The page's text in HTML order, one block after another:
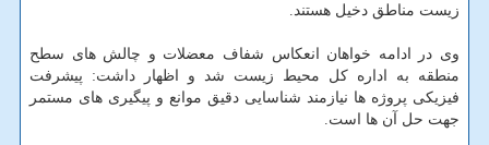
زیست مناطق دخیل هستند.
وی در ادامه خواهان انعکاس شفاف معضلات و چالش های سطح
منطقه به اداره کل محیط زیست شد و اظهار داشت: پیشرفت
فیزیکی پروژه ها نیازمند شناسایی دقیق موانع و پیگیری های مستمر
جهت حل آن ها است.